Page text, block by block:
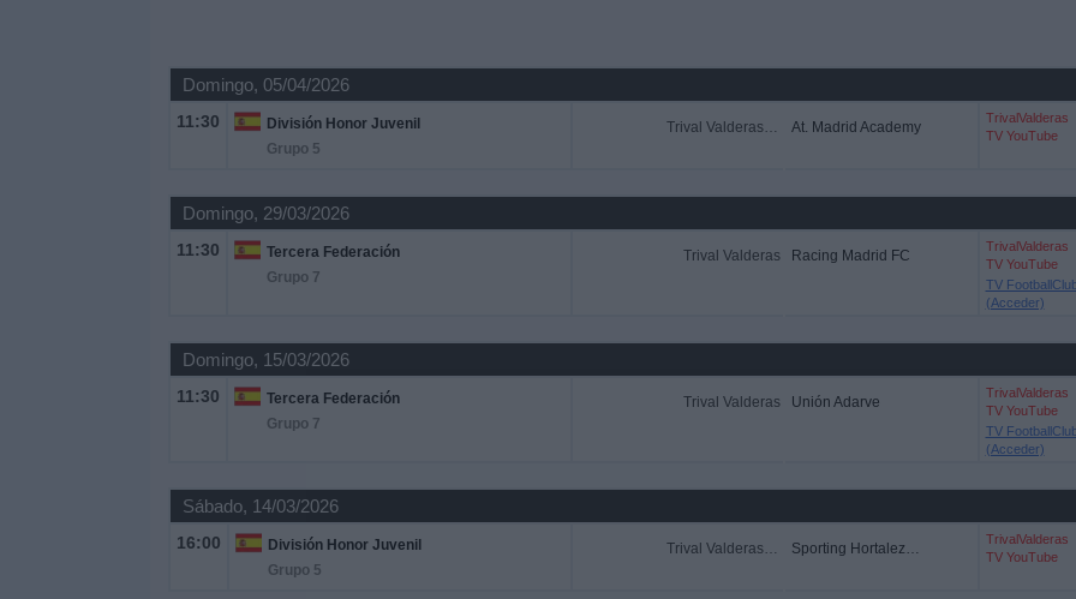
Domingo, 05/04/2026
11:30
División Honor Juvenil
Grupo 5
Trival Valderas Academy At. Madrid Academy
TrivalValderas
TV YouTube
Domingo, 29/03/2026
11:30
Tercera Federación
Grupo 7
Trival Valderas Racing Madrid FC
TrivalValderas
TV YouTube
TV
(Acceder)
Domingo, 15/03/2026
11:30
Tercera Federación
Grupo 7
Trival Valderas Unión Adarve
TrivalValderas
TV YouTube
TV
(Acceder)
Sábado, 14/03/2026
16:00
División Honor Juvenil
Grupo 5
Trival Valderas Academy Sporting Hortaleza Academy
TrivalValderas
TV YouTube